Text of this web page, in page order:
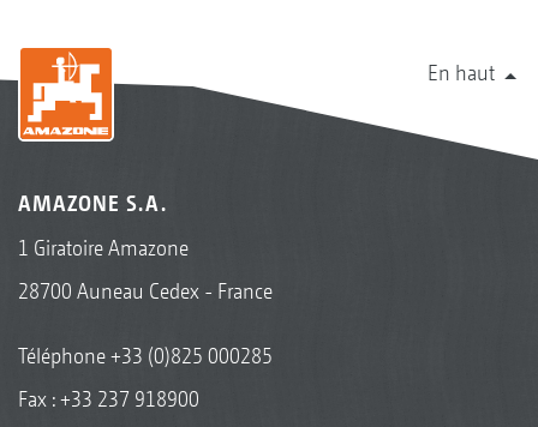
En haut
AMAZONE S.A.
1 Giratoire Amazone
28700 Auneau Cedex - France
Téléphone+33 (0)825 000285
Fax : +33 237 918900